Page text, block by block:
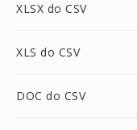
XLSX do CSV
XLS do CSV
DOC do CSV